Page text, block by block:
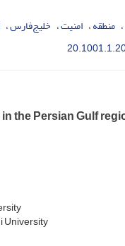
منطقه امنیت خلیج‌فارس
the Persian Gulf
University